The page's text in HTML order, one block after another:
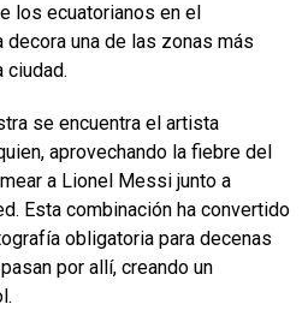
los ecuatorianos en el
decora una de las zonas más
ciudad.
se encuentra el artista
aprovechando la fiebre del
a Lionel Messi junto a
Esta combinación ha convertido
obligatoria para decenas
por allí, creando un